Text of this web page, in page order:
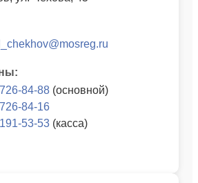
84-88 (основной)
84-16
53-53 (касса)